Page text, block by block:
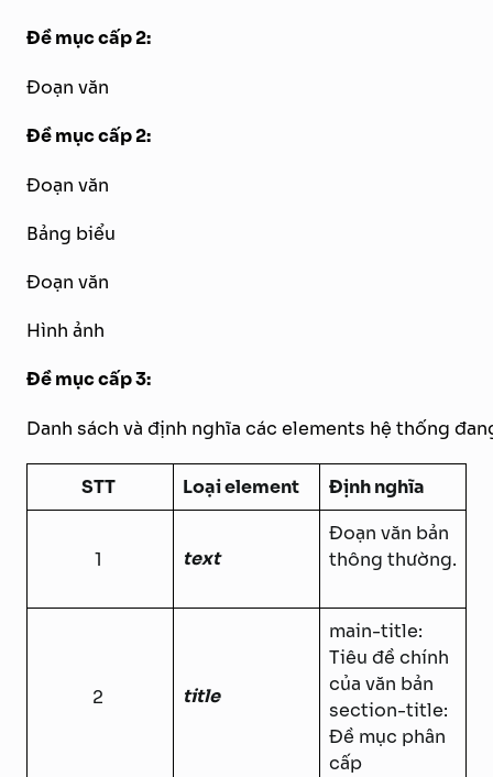
Đề mục cấp 2:
Đoạn văn
Đề mục cấp 2:
Đoạn văn
Bảng biểu
Đoạn văn
Hình ảnh
Đề mục cấp 3:
Danh sách và định nghĩa các elements hệ thống
STT Loại element Định nghĩa
1 text
Đoạn văn bản
thông thường.
2 title
main-title:
Tiêu đề chính
của văn bản
section-title:
Đề mục phân
cấp